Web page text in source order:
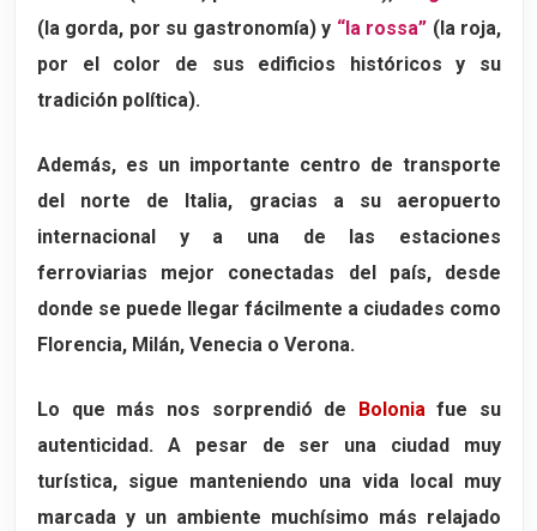
Finestrella de Via Piella
Las tres flechas
La meridiana cubierta más grande del mundo
La cabeza del demonio
Los atributos de Neptuno
Los “bolonios”
(la gorda, por su gastronomía) y “la rossa” (la roja,
por el color de sus edificios históricos y su
tradición política).
Además, es un importante centro de transporte
del norte de Italia, gracias a su aeropuerto
internacional y a una de las estaciones
ferroviarias mejor conectadas del país, desde
donde se puede llegar fácilmente a ciudades como
Florencia, Milán, Venecia o Verona.
Lo que más nos sorprendió de Boloniafue su
autenticidad. A pesar de ser una ciudad muy
turística, sigue manteniendo una vida local muy
marcada y un ambiente muchísimo más relajado